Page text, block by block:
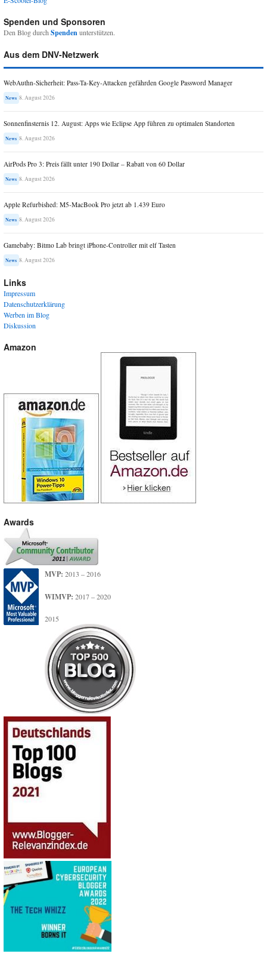
Spenden und Sponsoren
Den Blog durchSpendenunterstützen.
Aus dem DNV-Netzwerk
WebAuthn-Sicherheit: Pass-Ta-Key-Attacken gefährden Google Password Manager
News 8. August 2026
Sonnenfinsternis 12. August: Apps wie Eclipse App führen zu optimalen Standorten
News 8. August 2026
AirPods Pro 3: Preis fällt unter 190 Dollar – Rabatt von 60 Dollar
News 8. August 2026
Apple Refurbished: M5-MacBook Pro jetzt ab 1.439 Euro
News 8. August 2026
Gamebaby: Bitmo Lab bringt iPhone-Controller mit elf Tasten
News 8. August 2026
Links
Impressum
Datenschutzerklärung
Werben im Blog
Diskussion
Amazon
Awards
MVP: 2013 – 2016
WIMVP: 2017 – 2020
2015